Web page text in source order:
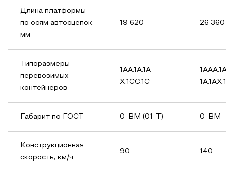
Длина платформы
по осям автосцепок,
мм
19 620 26 360
Типоразмеры
перевозимых
контейнеров
1АА,1А,1А
Х,1СС,1С
Габарит по ГОСТ 0-ВМ (01-Т) 0-ВМ
Конструкционная
скорость, км/ч
90 140